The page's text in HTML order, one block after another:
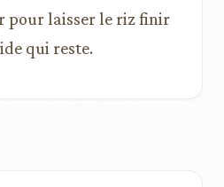
pour laisser le riz finir
qui reste.